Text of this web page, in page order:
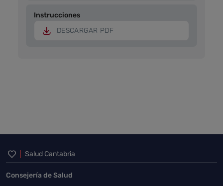
Instrucciones
DESCARGAR PDF
Inicio del pie de página
Salud Cantabria
Consejería de Salud